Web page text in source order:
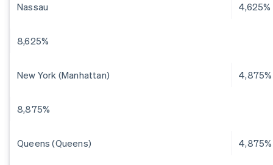
Nassau 4,625%
8,625%
New York (Manhattan) 4,875%
8,875%
Queens (Queens) 4,875%